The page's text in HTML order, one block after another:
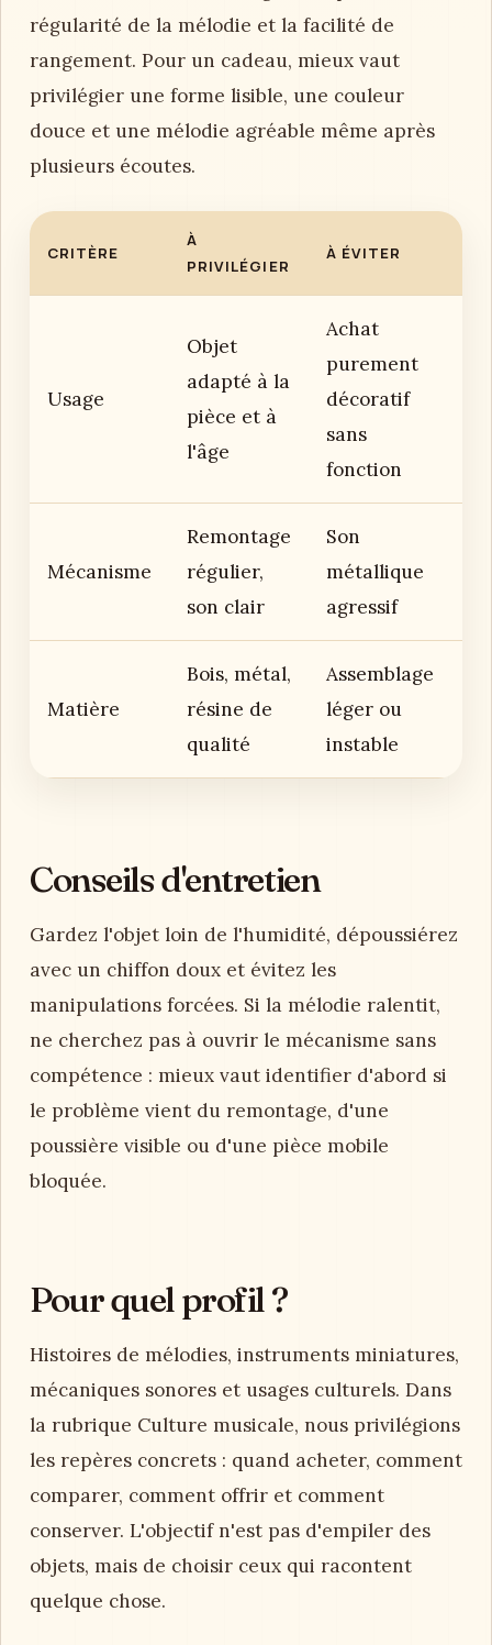
régularité de la mélodie et la facilité de
rangement. Pour un cadeau, mieux vaut
privilégier une forme lisible, une couleur
douce et une mélodie agréable même après
plusieurs écoutes.
CRITÈRE
À
PRIVILÉGIER
À ÉVITER
Usage
Objet
adapté à la
pièce et à
l'âge
Achat
purement
décoratif
sans
fonction
Mécanisme
Remontage
régulier,
son clair
Son
métallique
agressif
Matière
Bois, métal,
résine de
qualité
Assemblage
léger ou
instable
Conseils d'entretien
Gardez l'objet loin de l'humidité, dépoussiérez
avec un chiffon doux et évitez les
manipulations forcées. Si la mélodie ralentit,
ne cherchez pas à ouvrir le mécanisme sans
compétence : mieux vaut identifier d'abord si
le problème vient du remontage, d'une
poussière visible ou d'une pièce mobile
bloquée.
Pour quel profil ?
Histoires de mélodies, instruments miniatures,
mécaniques sonores et usages culturels. Dans
la rubrique Culture musicale, nous privilégions
les repères concrets : quand acheter, comment
comparer, comment offrir et comment
conserver. L'objectif n'est pas d'empiler des
objets, mais de choisir ceux qui racontent
quelque chose.